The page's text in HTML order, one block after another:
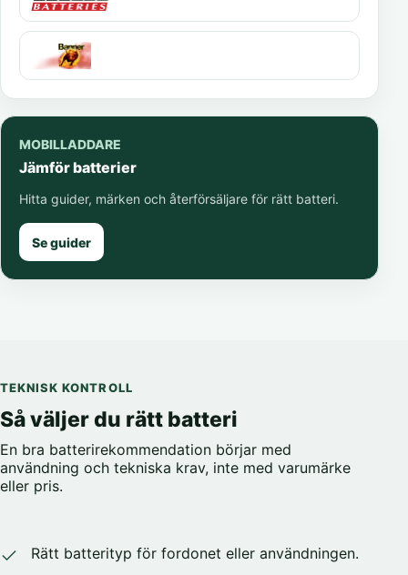
MOBILLADDARE
Jämför batterier
Hitta guider, märken och återförsäljare för rätt batteri.
Se guider
TEKNISK KONTROLL
Så väljer du rätt batteri
En bra batterirekommendation börjar med
användning och tekniska krav, inte med varumärke
eller pris.
Rätt batterityp för fordonet eller användningen.